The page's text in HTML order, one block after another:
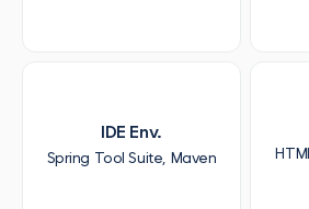
IDE Env.
Spring Tool Suite, Maven